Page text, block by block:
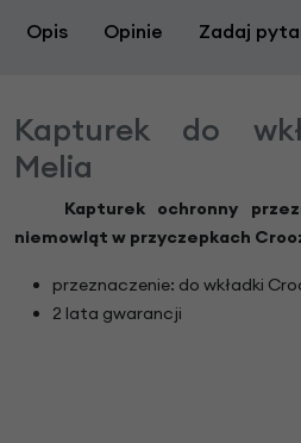
Opis Opinie Zadaj
Kapturek do
Melia
Kapturek ochronny
niemowląt w przyczepkach
przeznaczenie: do wkładki
2 lata gwarancji